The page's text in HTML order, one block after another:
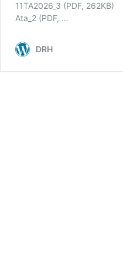
11TA2026_3 (PDF, 262KB)
Ata_2 (PDF, …
DRH